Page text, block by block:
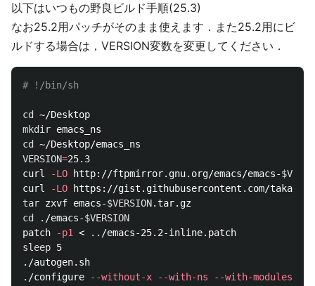
以下はいつもの野良ビルド手順(25.3)
なお25.2用パッチがそのまま使えます．また25.2用にビ
ルドする場合は，VERSION変数を変更してください．
# !/bin/sh
cd
mkdir
cd
VERSION=25.3
curl
-LO http://ftpmirror.gnu.org/emacs/emacs-
curl
-LO
tar zxvf emacs-$VERSION
cd
./emacs-$VERSION
patch
-p1
sleep 5
./autogen.sh
./configure
--without-x --with-ns
--with-modules